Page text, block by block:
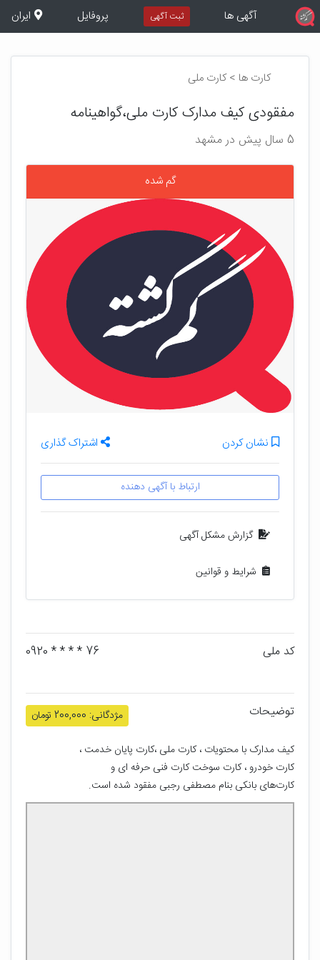
آگهی ها ثبت آگهی پروفایل ایران
کارت ها > کارت ملی
مفقودی کیف مدارک کارت ملی،گواهینامه
5 سال پیش در مشهد
گم شده
نشان کردن اشتراک گذاری
ارتباط با آگهی دهنده
گزارش مشکل آگهی
شرایط و قوانین
کد ملی 76 * * * * 0920
توضیحات
مژدگانی: 200,000 تومان
کارت‌های بانکی بنام مصطفی رجبی مفقود شده است.